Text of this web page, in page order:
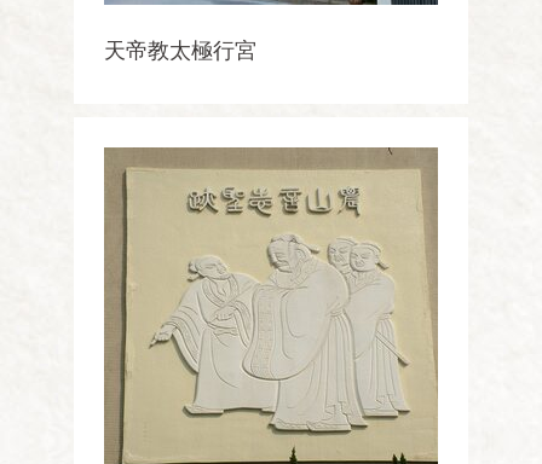
天帝教太極行宮